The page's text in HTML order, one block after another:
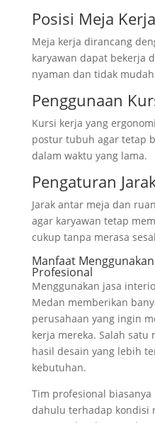
Posisi Meja
Meja kerja dirancang
karyawan dapat bekerja
nyaman dan tidak
Penggunaan
Kursi kerja yang
postur tubuh agar tetap
dalam waktu yang lama.
Pengaturan
Jarak antar meja dan
agar karyawan tetap
cukup tanpa merasa
Manfaat
Profesional
Menggunakan jasa
Medan memberikan
perusahaan yang ingin
kerja mereka. Salah
hasil desain yang lebih
kebutuhan.
Tim profesional
dahulu terhadap kondisi